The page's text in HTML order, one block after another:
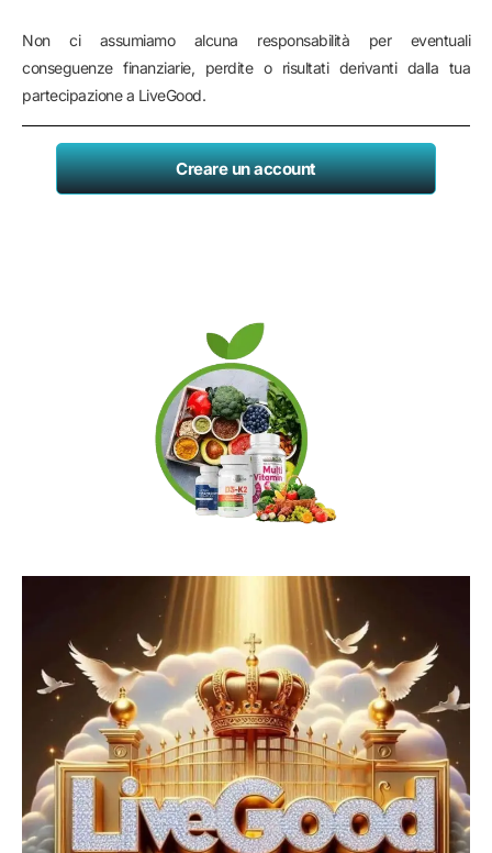
Non ci assumiamo alcuna responsabilità per eventuali
conseguenze finanziarie, perdite o risultati derivanti dalla tua
partecipazione a LiveGood.
Creare un account